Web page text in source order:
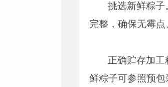
挑选新鲜粽
完整，确保无霉
正确贮存加
鲜粽子可参照预